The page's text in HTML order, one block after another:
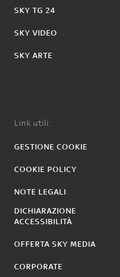
SKY TG 24
SKY VIDEO
SKY ARTE
Link utili:
GESTIONE COOKIE
COOKIE POLICY
NOTE LEGALI
DICHIARAZIONE
ACCESSIBILITÀ
OFFERTA SKY MEDIA
CORPORATE